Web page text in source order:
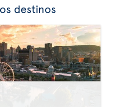
destinos